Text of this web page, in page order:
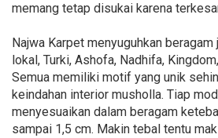
memang tetap disukai karena
Najwa Karpet menyuguhkan
lokal, Turki, Ashofa, Nadhifa,
Semua memiliki motif yang unik
keindahan interior musholla. Tiap
menyesuaikan dalam beragam
sampai 1,5 cm. Makin tebal tentu